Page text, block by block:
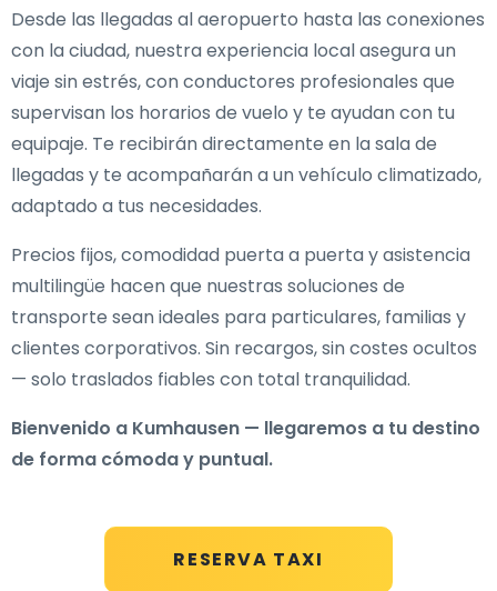
RESERVA TAXI
Desde las llegadas al aeropuerto hasta las conexiones
con la ciudad, nuestra experiencia local asegura un
viaje sin estrés, con conductores profesionales que
supervisan los horarios de vuelo y te ayudan con tu
equipaje. Te recibirán directamente en la sala de
llegadas y te acompañarán a un vehículo climatizado,
adaptado a tus necesidades.
Precios fijos, comodidad puerta a puerta y asistencia
multilingüe hacen que nuestras soluciones de
transporte sean ideales para particulares, familias y
clientes corporativos. Sin recargos, sin costes ocultos
— solo traslados fiables con total tranquilidad.
Bienvenido a Kumhausen — llegaremos a tu destino
de forma cómoda y puntual.